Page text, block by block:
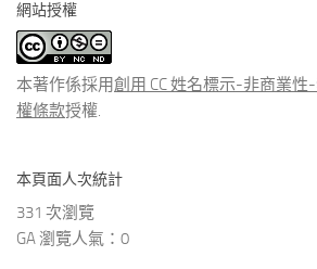
類
文
章
網站授權
本著作係採用創用 CC 姓名標示-非商業性
權條款授權.
本頁面人次統計
331 次瀏覽
GA 瀏覽人氣：0